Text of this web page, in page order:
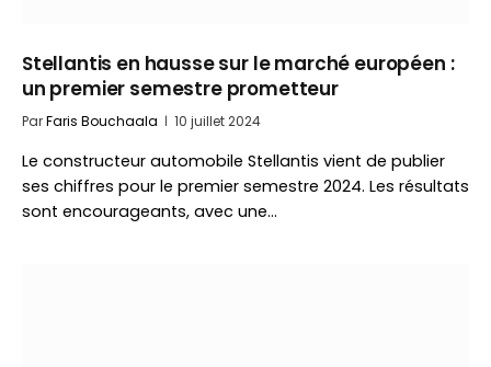
Stellantis en hausse sur le marché européen :
un premier semestre prometteur
ParFaris Bouchaala 10 juillet 2024
Le constructeur automobile Stellantis vient de publier
ses chiffres pour le premier semestre 2024. Les résultats
sont encourageants, avec une…